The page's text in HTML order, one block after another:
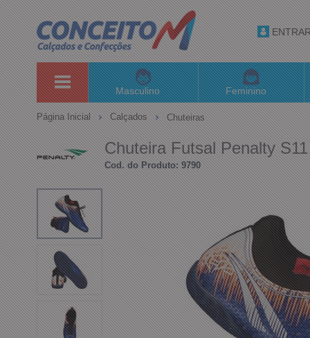
Masculino Feminino
Página Inicial Calçados Chuteiras
Chuteira Futsal Penalty
Cod. do Produto: 9790